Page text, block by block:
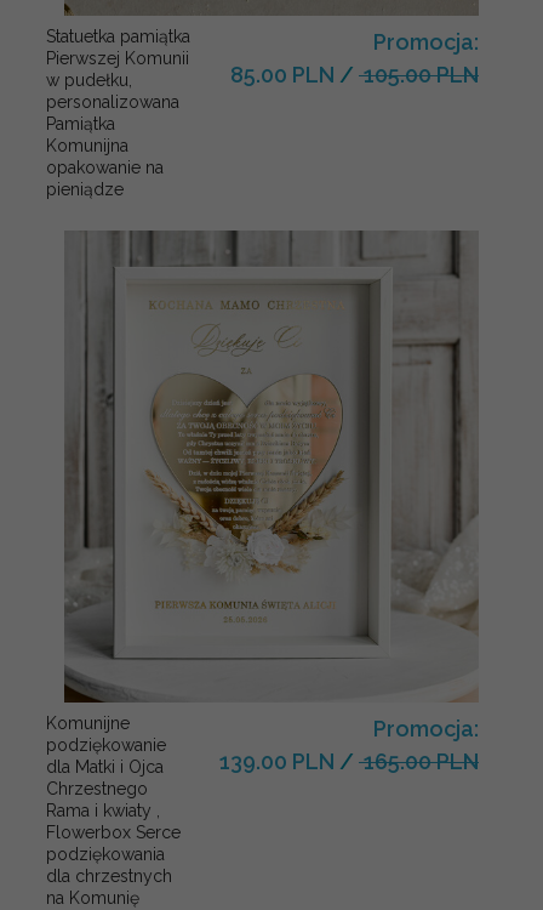
Statuetka pamiątka
Pierwszej Komunii
w pudełku,
personalizowana
Pamiątka
Komunijna
opakowanie na
pieniądze
Promocja:
85.00 PLN / 105.00 PLN
Komunijne
podziękowanie
dla Matki i Ojca
Chrzestnego
Rama i kwiaty ,
Flowerbox Serce
podziękowania
dla chrzestnych
na Komunię
Promocja:
139.00 PLN / 165.00 PLN